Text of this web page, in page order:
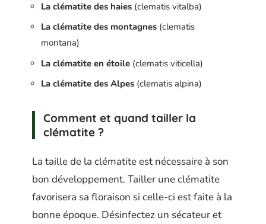
La clématite des haies (clematis vitalba)
La clématite des montagnes (clematis
montana)
La clématite en étoile (clematis viticella)
La clématite des Alpes (clematis alpina)
Comment et quand tailler la
clématite ?
La taille de la clématite est nécessaire à son
bon développement. Tailler une clématite
favorisera sa floraison si celle-ci est faite à la
bonne époque. Désinfectez un sécateur et